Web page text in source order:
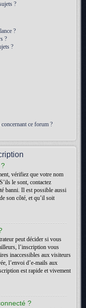
?
?
?
?
ce forum ?
vérifiez que votre nom
le sont, contactez
banni. Il est possible aussi
son côté, et qu’il soit
peut décider si vous
l’inscription vous
inaccessibles aux visiteurs
l’envoi d’e-mails aux
est rapide et vivement
?